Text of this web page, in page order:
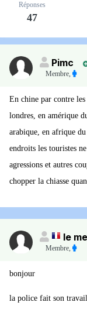
Réponses
47
Pimc
Membre
En chine par contre
londres, en amérique
arabique, en afrique
endroits les touristes
agressions et autres
chopper la chiasse
le
Membre
bonjour
la police fait son